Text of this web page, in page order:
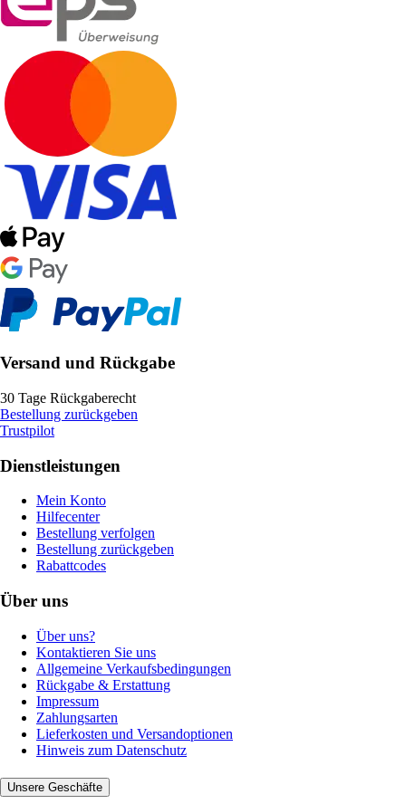
Versand und Rückgabe
30 Tage Rückgaberecht
Bestellung zurückgeben
Trustpilot
Dienstleistungen
Mein Konto
Hilfecenter
Bestellung verfolgen
Bestellung zurückgeben
Rabattcodes
Über uns
Über uns?
Kontaktieren Sie uns
Allgemeine Verkaufsbedingungen
Rückgabe & Erstattung
Impressum
Zahlungsarten
Lieferkosten und Versandoptionen
Hinweis zum Datenschutz
Unsere Geschäfte